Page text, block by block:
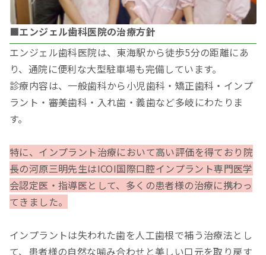
■エンジェル歯科医院の治療方針
エンジェル歯科医院は、東海駅から徒歩5分の距離にあ
り、通院に便利な大型駐車場も完備しています。
診療内容は、一般歯科から小児歯科・矯正歯科・インプ
ラント・審美歯科・入れ歯・義歯など多岐にわたりま
す。
特に、インプラント治療において高い評価を得ており院
長の河原三明先生はICOI国際口腔インプラント専門医学
会認定医・指導医として、多くの患者様の治療に携わっ
てきました。
インプラントは失われた歯を人工歯根で補う治療法とし
て、患者様の自然な噛み合わせと美しい口元を取り戻す